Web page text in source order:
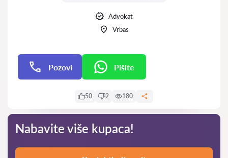
Advokat
Vrbas
Pozovi Pišite
50 2 180
Nabavite više kupaca!